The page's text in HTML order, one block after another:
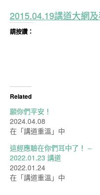
2015.04.19講道大網
請按讚：
Related
願你們平安！
2024.04.08
在「講道重溫」中
這經應驗在你們耳中了！ –
2022.01.23 講道
2022.01.24
在「講道重溫」中